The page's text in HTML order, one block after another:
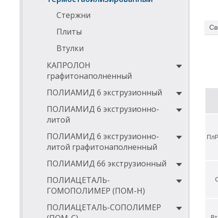
Стержни
Плиты
Втулки
КАПРОЛОН
графитонаполненный
ПОЛИАМИД 6 экструзионный
ПОЛИАМИД 6 экструзионно-
литой
ПОЛИАМИД 6 экструзионно-
литой графитонаполненный
ПОЛИАМИД 66 экструзионный
ПОЛИАЦЕТАЛЬ-
ГОМОПОЛИМЕР (ПОМ-Н)
ПОЛИАЦЕТАЛЬ-СОПОЛИМЕР